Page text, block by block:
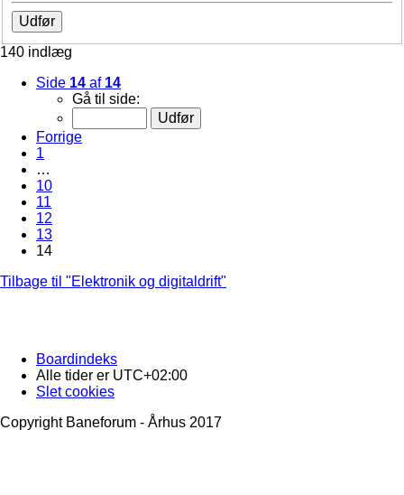
140 indlæg
Side 14 af 14
Gå til side:
Forrige
1
…
10
11
12
13
14
Tilbage til "Elektronik og digitaldrift"
Boardindeks
Alle tider er UTC+02:00
Slet cookies
Copyright Baneforum - Århus 2017